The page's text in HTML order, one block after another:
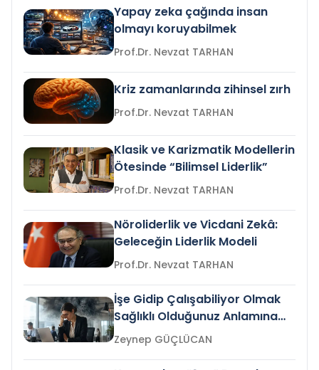
Yapay zeka çağında insan
olmayı koruyabilmek
Prof.Dr. Nevzat TARHAN
Kriz zamanlarında zihinsel zırh
Prof.Dr. Nevzat TARHAN
Klasik ve Karizmatik Modellerin
Ötesinde “Bilimsel Liderlik”
Prof.Dr. Nevzat TARHAN
Nöroliderlik ve Vicdani Zekâ:
Geleceğin Liderlik Modeli
Prof.Dr. Nevzat TARHAN
İşe Gidip Çalışabiliyor Olmak
Sağlıklı Olduğunuz Anlamına
Gelir mi?Zeynep GÜÇLÜCAN